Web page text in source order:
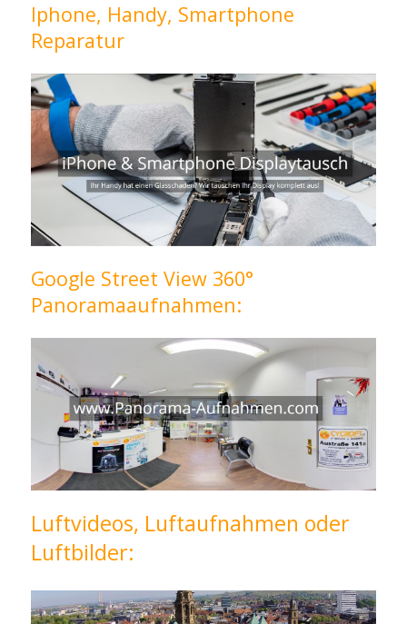
Iphone, Handy, Smartphone
Reparatur
Google Street View 360°
Panoramaaufnahmen:
Luftvideos, Luftaufnahmen oder
Luftbilder: